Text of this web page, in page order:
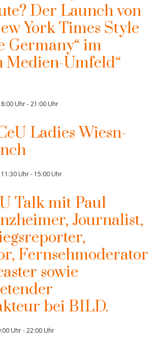
Der Launch von
York Times Style
Germany“ im
Medien-Umfeld“
Uhr-21:00 Uhr
Ladies Wiesn-
Uhr- 15:00 Uhr
Talk mit Paul
Journalist,
Fernsehmoderator
sowie
bei BILD.
Uhr-22:00 Uhr